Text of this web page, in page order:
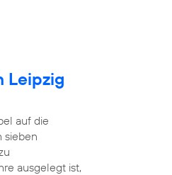
Leipzig
auf die
sieben
ausgelegt ist,